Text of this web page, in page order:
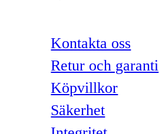
Kontakta oss
Retur och garanti
Köpvillkor
Säkerhet